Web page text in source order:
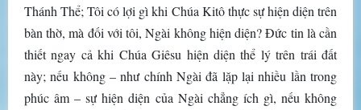
Thánh Thể; Tôi có lợi gì khi Chúa Kitô thực sự hiện diện trên
bàn thờ, mà đối với tôi, Ngài không hiện diện? Đức tin là cần
thiết ngay cả khi Chúa Giêsu hiện diện thể lý trên trái đất
này; nếu không – như chính Ngài đã lặp lại nhiều lần trong
phúc âm – sự hiện diện của Ngài chẳng ích gì, nếu không